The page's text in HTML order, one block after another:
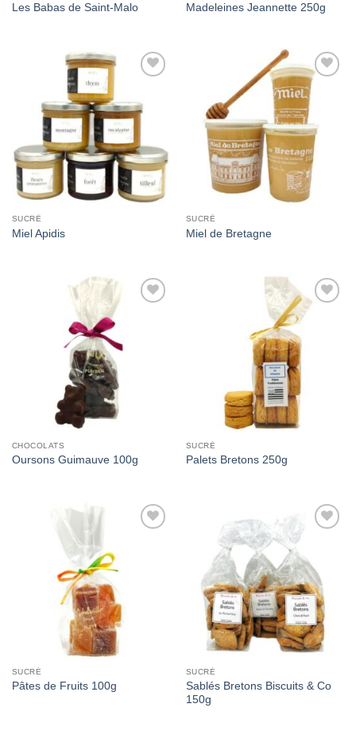
Les Babas de Saint-Malo Madeleines Jeannette 250g
SUCRÉ
Miel Apidis
Add to
Wishlist
SUCRÉ
Miel de Bretagne
CHOCOLATS
Oursons Guimauve 100g
Add to
SUCRÉ
Palets Bretons 250g
SUCRÉ
Pâtes de Fruits 100g
SUCRÉ
Sablés Bretons Biscuits & Co
150g